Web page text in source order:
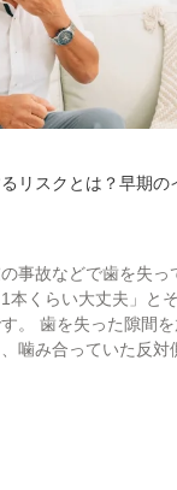
リスクとは？早期の
事故などで歯を失っ
本くらい大丈夫」と
。 歯を失った隙間
噛み合っていた反